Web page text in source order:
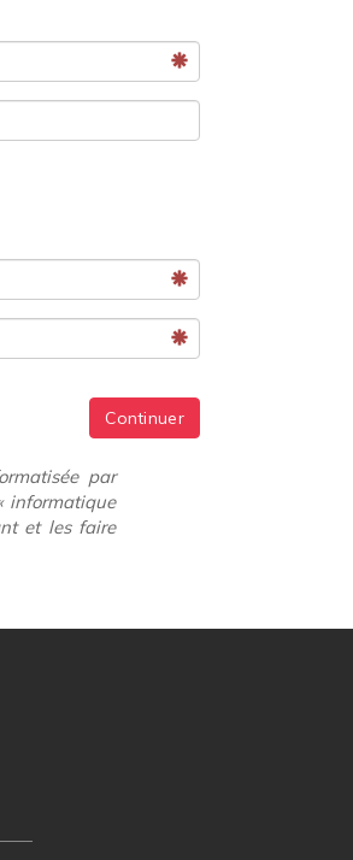
Continuer
par
informatique
et les faire